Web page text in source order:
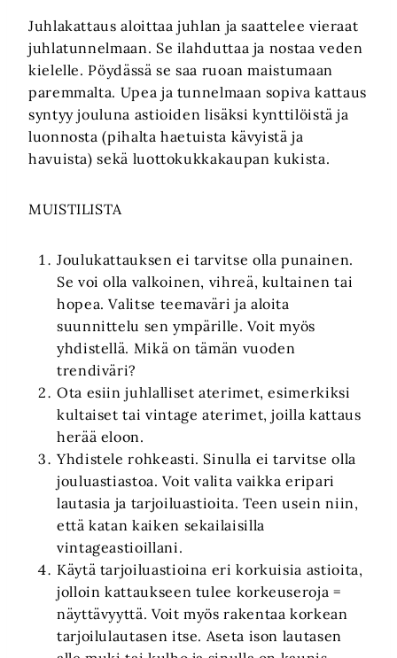
Juhlakattaus aloittaa juhlan ja saattelee vieraat
juhlatunnelmaan. Se ilahduttaa ja nostaa veden
kielelle. Pöydässä se saa ruoan maistumaan
paremmalta. Upea ja tunnelmaan sopiva kattaus
syntyy jouluna astioiden lisäksi kynttilöistä ja
luonnosta (pihalta haetuista kävyistä ja
havuista) sekä luottokukkakaupan kukista.
MUISTILISTA
Joulukattauksen ei tarvitse olla punainen.
Se voi olla valkoinen, vihreä, kultainen tai
hopea. Valitse teemaväri ja aloita
suunnittelu sen ympärille. Voit myös
yhdistellä. Mikä on tämän vuoden
trendiväri?
Ota esiin juhlalliset aterimet, esimerkiksi
kultaiset tai vintage aterimet, joilla kattaus
herää eloon.
Yhdistele rohkeasti. Sinulla ei tarvitse olla
jouluastiastoa. Voit valita vaikka eripari
lautasia ja tarjoiluastioita. Teen usein niin,
että katan kaiken sekailaisilla
vintageastioillani.
Käytä tarjoiluastioina eri korkuisia astioita,
jolloin kattaukseen tulee korkeuseroja =
näyttävyyttä. Voit myös rakentaa korkean
tarjoilulautasen itse. Aseta ison lautasen